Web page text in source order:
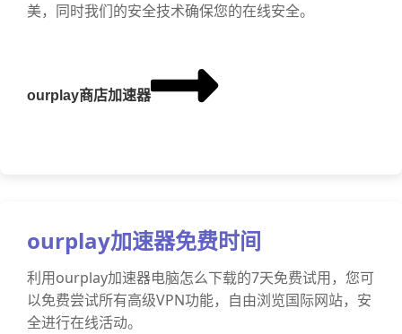
美，同时我们的安全技术确保您的在线安全。
ourplay商店加速器
ourplay加速器免费时间
利用ourplay加速器电脑怎么下载的7天免费试用，您可
以免费尝试所有高级VPN功能，自由浏览国际网站，安
全进行在线活动。